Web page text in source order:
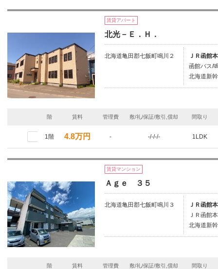
賃貸アパート
北光－Ｅ．Ｈ．
北海道亀田郡七飯町鳴川２
ＪＲ函館
函館バス/
北海道新
階 賃料 管理費 敷/礼/保証/敷引,償却 間取り
1階 4.8万円 - -/-/-/- 1LDK
賃貸マンション
Ａｇｅ ３５
北海道亀田郡七飯町鳴川３
ＪＲ函館
ＪＲ函館
北海道新
階 賃料 管理費 敷/礼/保証/敷引,償却 間取り